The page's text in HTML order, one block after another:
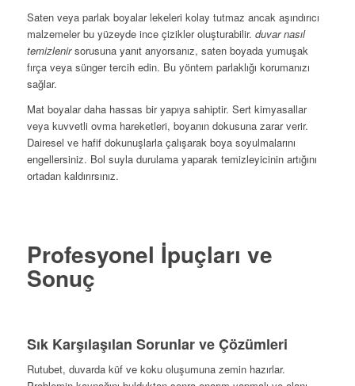
Saten veya parlak boyalar lekeleri kolay tutmaz ancak aşındırıcı
malzemeler bu yüzeyde ince çizikler oluşturabilir. duvar nasıl
temizlenirsorusuna yanıt arıyorsanız, saten boyada yumuşak
fırça veya sünger tercih edin. Bu yöntem parlaklığı korumanızı
sağlar.
Mat boyalar daha hassas bir yapıya sahiptir. Sert kimyasallar
veya kuvvetli ovma hareketleri, boyanın dokusuna zarar verir.
Dairesel ve hafif dokunuşlarla çalışarak boya soyulmalarını
engellersiniz. Bol suyla durulama yaparak temizleyicinin artığını
ortadan kaldırırsınız.
Profesyonel İpuçları ve
Sonuç
Sık Karşılaşılan Sorunlar ve Çözümleri
Rutubet, duvarda küf ve koku oluşumuna zemin hazırlar.